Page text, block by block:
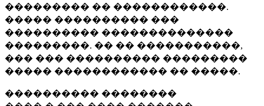
��������� �� ������������.
����� ���������� ���
���������� ��������������
���������. �� �� �����������,
��� ��� ���������� ���������
����� ������������ �� �����.
���������� ��������